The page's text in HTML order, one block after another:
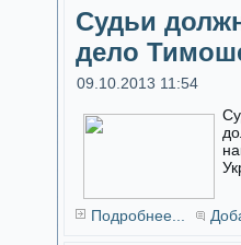
Судьи
дело
09.10.2013 11:54
Подробнее...